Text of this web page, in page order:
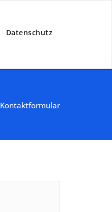
Datenschutz
Kontaktformular